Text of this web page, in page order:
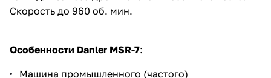
Скорость до 960 об. мин.
Особенности Danler MSR-7:
Машина промышленного (частого)